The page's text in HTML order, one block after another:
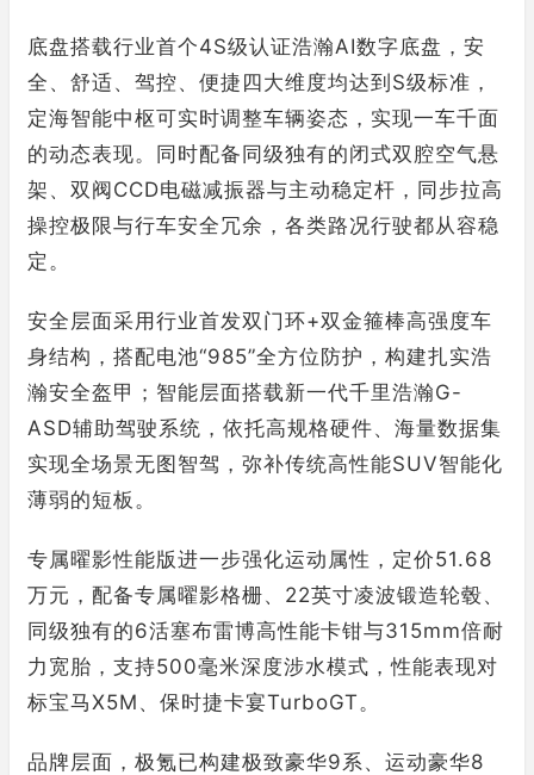
底盘搭载行业首个4S级认证浩瀚AI数字底盘，安
全、舒适、驾控、便捷四大维度均达到S级标准，
定海智能中枢可实时调整车辆姿态，实现一车千面
的动态表现。同时配备同级独有的闭式双腔空气悬
架、双阀CCD电磁减振器与主动稳定杆，同步拉高
操控极限与行车安全冗余，各类路况行驶都从容稳
定。
安全层面采用行业首发双门环+双金箍棒高强度车
身结构，搭配电池“985”全方位防护，构建扎实浩
瀚安全盔甲；智能层面搭载新一代千里浩瀚G-
ASD辅助驾驶系统，依托高规格硬件、海量数据集
实现全场景无图智驾，弥补传统高性能SUV智能化
薄弱的短板。
专属曜影性能版进一步强化运动属性，定价51.68
万元，配备专属曜影格栅、22英寸凌波锻造轮毂、
同级独有的6活塞布雷博高性能卡钳与315mm倍耐
力宽胎，支持500毫米深度涉水模式，性能表现对
标宝马X5M、保时捷卡宴TurboGT。
品牌层面，极氪已构建极致豪华9系、运动豪华8